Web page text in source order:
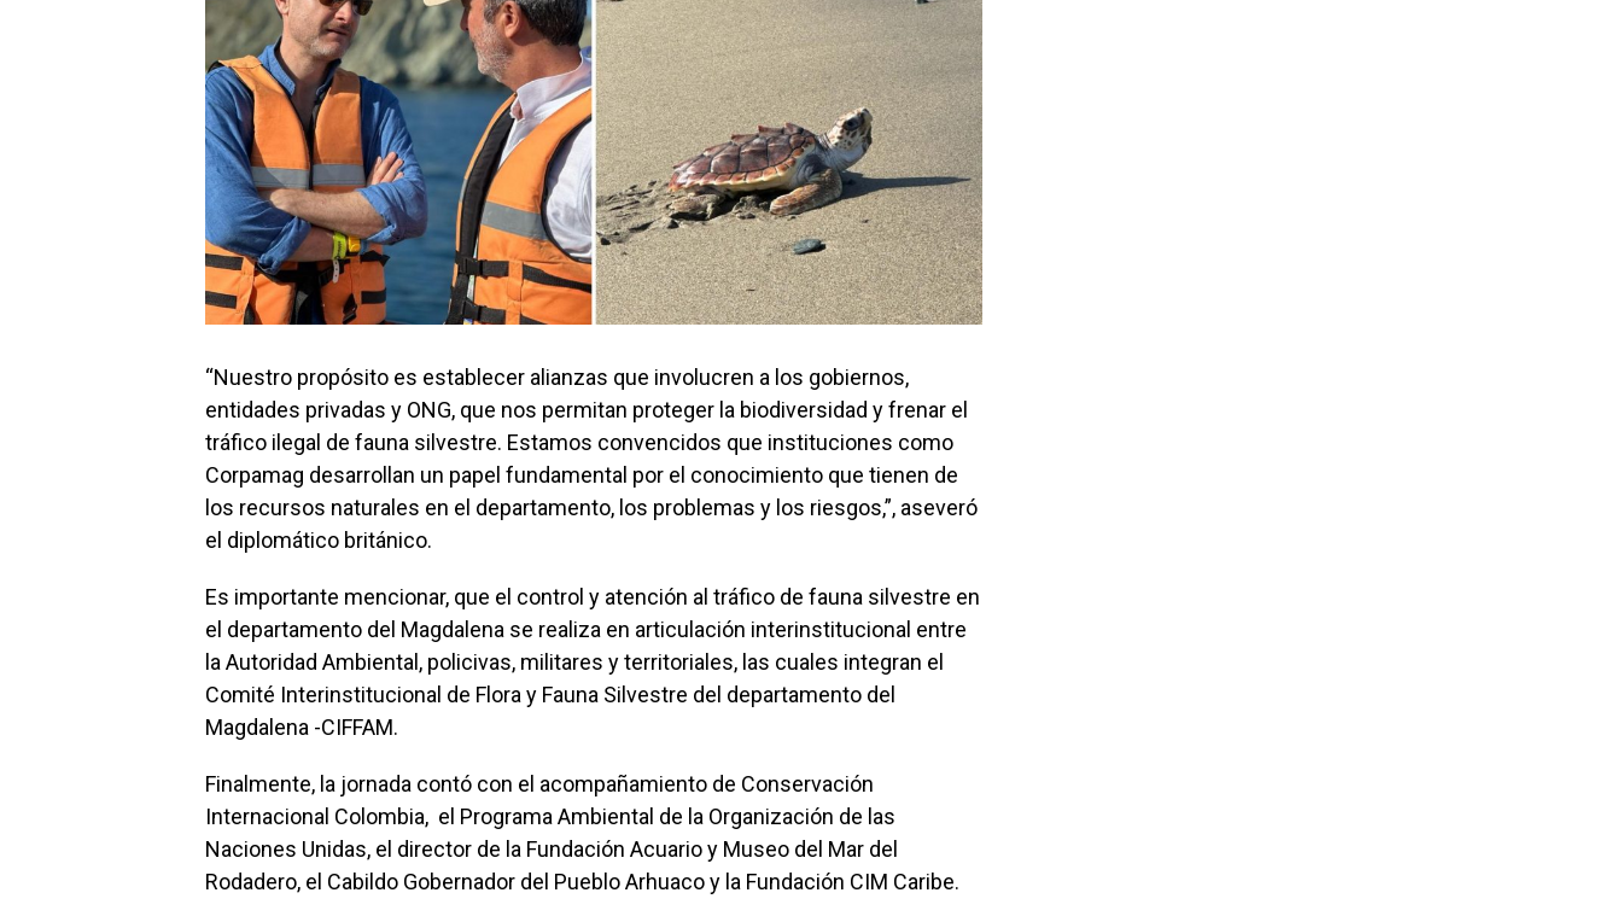
“Nuestro propósito es establecer alianzas que involucren a los gobiernos,
entidades privadas y ONG, que nos permitan proteger la biodiversidad y frenar el
tráfico ilegal de fauna silvestre. Estamos convencidos que instituciones como
Corpamag desarrollan un papel fundamental por el conocimiento que tienen de
los recursos naturales en el departamento, los problemas y los riesgos,”, aseveró
el diplomático británico.
Es importante mencionar, que el control y atención al tráfico de fauna silvestre en
el departamento del Magdalena se realiza en articulación interinstitucional entre
la Autoridad Ambiental, policivas, militares y territoriales, las cuales integran el
Comité Interinstitucional de Flora y Fauna Silvestre del departamento del
Magdalena -CIFFAM.
Finalmente, la jornada contó con el acompañamiento de Conservación
Internacional Colombia, el Programa Ambiental de la Organización de las
Naciones Unidas, el director de la Fundación Acuario y Museo del Mar del
Rodadero, el Cabildo Gobernador del Pueblo Arhuaco y la Fundación CIM Caribe.